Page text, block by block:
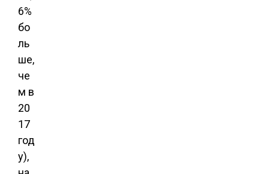
6%
бо
ль
ше,
че
м в
20
17
год
у),